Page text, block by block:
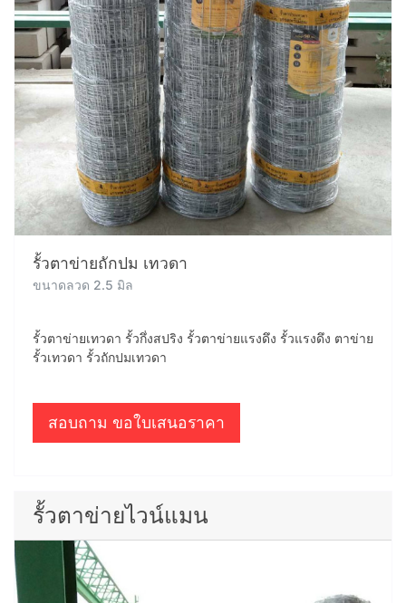
รั้วตาข่ายถักปม เทวดา
ขนาดลวด 2.5 มิล
รั้วตาข่ายเทวดา รั้วกึ่งสปริง รั้วตาข่ายแรงดึง รั้วแรงดึง ตาข่าย
รั้วเทวดา รั้วถักปมเทวดา
สอบถาม ขอใบเสนอราคา
รั้วตาข่ายไวน์แมน